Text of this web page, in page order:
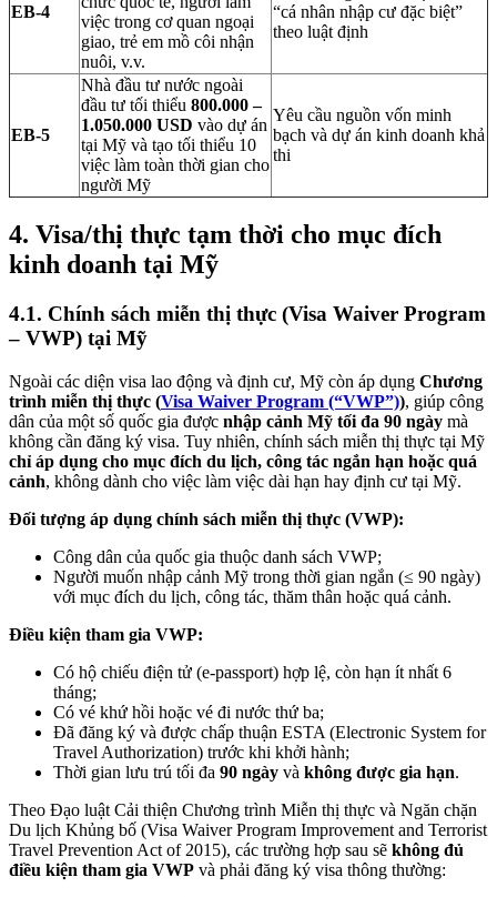
EB-4
việc trong cơ quan ngoại
giao, trẻ em mồ côi nhận
nuôi, v.v.
“cá nhân nhập cư đặc biệt”
theo luật định
EB-5
Nhà đầu tư nước ngoài
đầu tư tối thiểu 800.000 –
1.050.000 USD vào dự án
tại Mỹ và tạo tối thiểu 10
việc làm toàn thời gian cho
người Mỹ
Yêu cầu nguồn vốn minh
bạch và dự án kinh doanh khả
thi
4. Visa/thị thực tạm thời cho mục đích
kinh doanh tại Mỹ
4.1. Chính sách miễn thị thực (Visa Waiver Program
– VWP) tại Mỹ
Ngoài các diện visa lao động và định cư, Mỹ còn áp dụng Chương
trình miễn thị thực (Visa Waiver Program (“VWP”)), giúp công
dân của một số quốc gia được nhập cảnh Mỹ tối đa 90 ngày mà
không cần đăng ký visa. Tuy nhiên, chính sách miễn thị thực tại Mỹ
chỉ áp dụng cho mục đích du lịch, công tác ngắn hạn hoặc quá
cảnh, không dành cho việc làm việc dài hạn hay định cư tại Mỹ.
Đối tượng áp dụng chính sách miễn thị thực (VWP):
Công dân của quốc gia thuộc danh sách VWP;
Người muốn nhập cảnh Mỹ trong thời gian ngắn (≤ 90 ngày)
với mục đích du lịch, công tác, thăm thân hoặc quá cảnh.
Điều kiện tham gia VWP:
Có hộ chiếu điện tử (e-passport) hợp lệ, còn hạn ít nhất 6
tháng;
Có vé khứ hồi hoặc vé đi nước thứ ba;
Đã đăng ký và được chấp thuận ESTA (Electronic System for
Travel Authorization) trước khi khởi hành;
Thời gian lưu trú tối đa 90 ngày và không được gia hạn.
Theo Đạo luật Cải thiện Chương trình Miễn thị thực và Ngăn chặn
Du lịch Khủng bố (Visa Waiver Program Improvement and Terrorist
Travel Prevention Act of 2015), các trường hợp sau sẽ không đủ
điều kiện tham gia VWP và phải đăng ký visa thông thường: